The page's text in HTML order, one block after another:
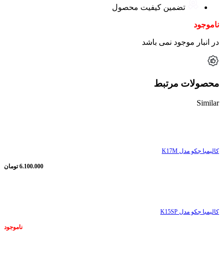
تضمین کیفیت محصول
ناموجود
در انبار موجود نمی باشد
محصولات مرتبط
Similar
کالیمبا جکو مدل K17M
6.100.000 تومان
کالیمبا جکو مدل K15SP
ناموجود